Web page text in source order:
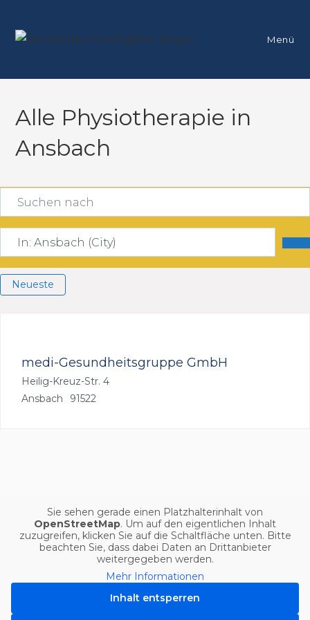
Menü
Alle Physiotherapie in
Ansbach
Suchen nach
In der Nähe
Neueste
medi-Gesundheitsgruppe GmbH
Heilig-Kreuz-Str. 4
Ansbach
91522
Sie sehen gerade einen Platzhalterinhalt von
OpenStreetMap. Um auf den eigentlichen Inhalt
zuzugreifen, klicken Sie auf die Schaltfläche unten. Bitte
beachten Sie, dass dabei Daten an Drittanbieter
weitergegeben werden.
Mehr Informationen
Inhalt entsperren